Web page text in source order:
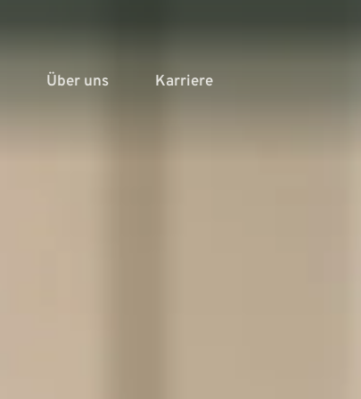
Über uns Karriere